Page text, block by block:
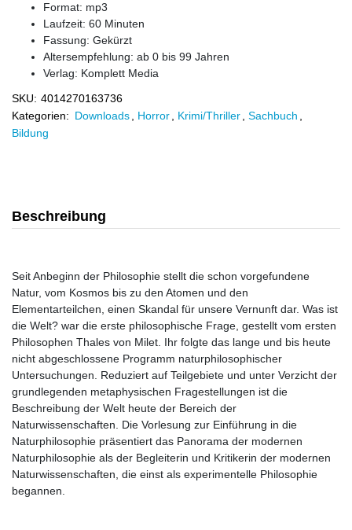
Format: mp3
Laufzeit: 60 Minuten
Fassung: Gekürzt
Altersempfehlung: ab 0 bis 99 Jahren
Verlag: Komplett Media
SKU: 4014270163736
Kategorien: Downloads Horror Krimi/Thriller Sachbuch
Bildung
Beschreibung
Seit Anbeginn der Philosophie stellt die schon vorgefundene
Natur, vom Kosmos bis zu den Atomen und den
Elementarteilchen, einen Skandal für unsere Vernunft dar. Was ist
die Welt? war die erste philosophische Frage, gestellt vom ersten
Philosophen Thales von Milet. Ihr folgte das lange und bis heute
nicht abgeschlossene Programm naturphilosophischer
Untersuchungen. Reduziert auf Teilgebiete und unter Verzicht der
grundlegenden metaphysischen Fragestellungen ist die
Beschreibung der Welt heute der Bereich der
Naturwissenschaften. Die Vorlesung zur Einführung in die
Naturphilosophie präsentiert das Panorama der modernen
Naturphilosophie als der Begleiterin und Kritikerin der modernen
Naturwissenschaften, die einst als experimentelle Philosophie
begannen.